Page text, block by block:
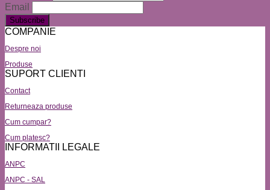
Email
COMPANIE
Despre noi
Produse
SUPORT CLIENTI
Contact
Returneaza produse
Cum cumpar?
Cum platesc?
INFORMATII LEGALE
ANPC
ANPC - SAL